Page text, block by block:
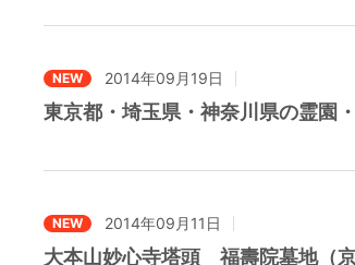
NEW 2014年09月19日
東京都・埼玉県・神奈川県の霊園
NEW 2014年09月11日
大本山妙心寺塔頭 福壽院墓地（